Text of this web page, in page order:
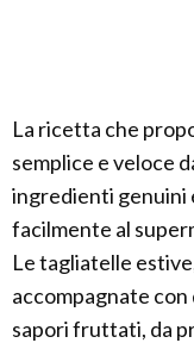
La ricetta che
semplice e veloce
ingredienti genuini
facilmente al
Le tagliatelle
accompagnate
sapori fruttati, da